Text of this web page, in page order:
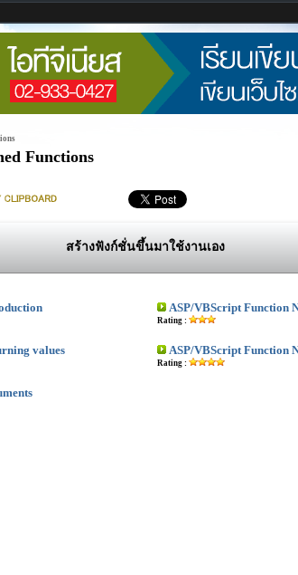
Functions
สร้างฟังก์ชั่นขึ้นมาใช้งานเอง
ASP/VBScript Function
Rating :
values ASP/VBScript Function
Rating :